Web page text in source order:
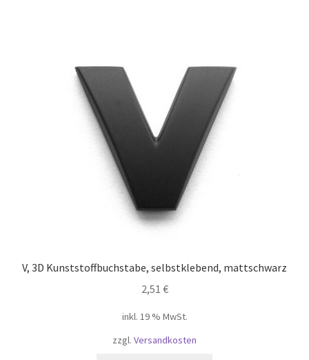
V, 3D Kunststoffbuchstabe, selbstklebend, mattschwarz
2,51 €
inkl. 19 % MwSt.
zzgl. Versandkosten